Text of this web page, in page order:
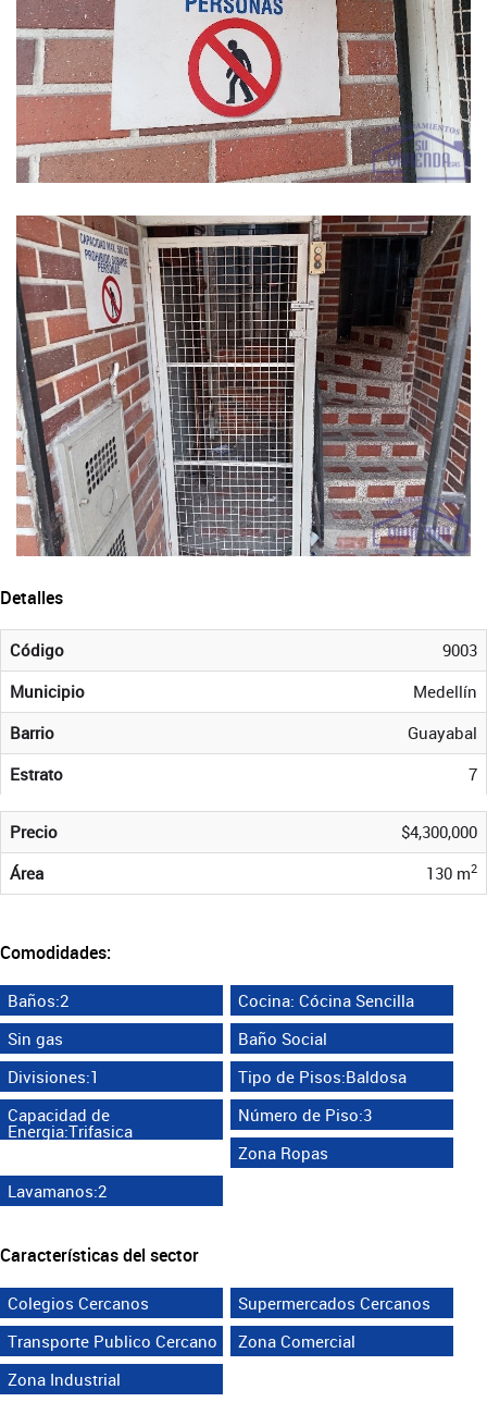
Detalles
Código
9003
Municipio
Medellín
Barrio
Guayabal
Estrato
7
Precio
$4,300,000
Área
130 m2
Comodidades:
Baños:2
Cocina: Cócina Sencilla
Sin gas
Baño Social
Divisiones:1
Tipo de Pisos:Baldosa
Capacidad de
Energia:Trifasica
Número de Piso:3
Zona Ropas
Lavamanos:2
Características del sector
Colegios Cercanos
Supermercados Cercanos
Transporte Publico Cercano
Zona Comercial
Zona Industrial